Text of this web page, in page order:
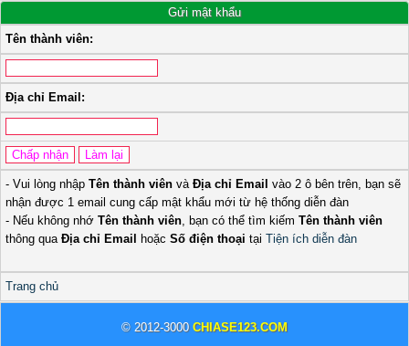
Gửi mật khẩu
Tên thành viên:
Địa chỉ Email:
- Vui lòng nhập Tên thành viên và Địa chỉ Email vào 2 ô bên trên, bạn sẽ
nhận được 1 email cung cấp mật khẩu mới từ hệ thống diễn đàn
- Nếu không nhớ Tên thành viên, bạn có thể tìm kiếm Tên thành viên
thông qua Địa chỉ Email hoặc Số điện thoại tại Tiện ích diễn đàn
Trang chủ
© 2012-3000 CHIASE123.COM